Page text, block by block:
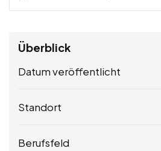
Überblick
Datum veröffentlicht
Standort
Berufsfeld